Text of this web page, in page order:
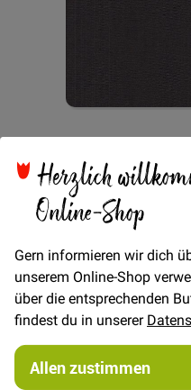
Herzlich
Online-Shop
Gern informieren wir dich
unserem Online-Shop
über die entsprechenden
findest du in unserer
Allen zustimmen
Anfang
der
Bildgalerie
springen
Cotton 2-
Verfügbarkeit Auf Lager
19,00 €
€/METER(Freie Eingabe)